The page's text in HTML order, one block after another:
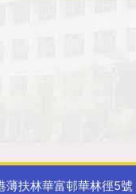
薄扶林華富邨華林徑5號